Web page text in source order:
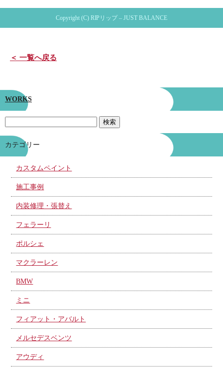
Copyright (C) RIPリップ – JUST BALANCE
＜ 一覧へ戻る
WORKS
カテゴリー
カスタムペイント
施工事例
内装修理・張替え
フェラーリ
ポルシェ
マクラーレン
BMW
ミニ
フィアット・アバルト
メルセデスベンツ
アウディ